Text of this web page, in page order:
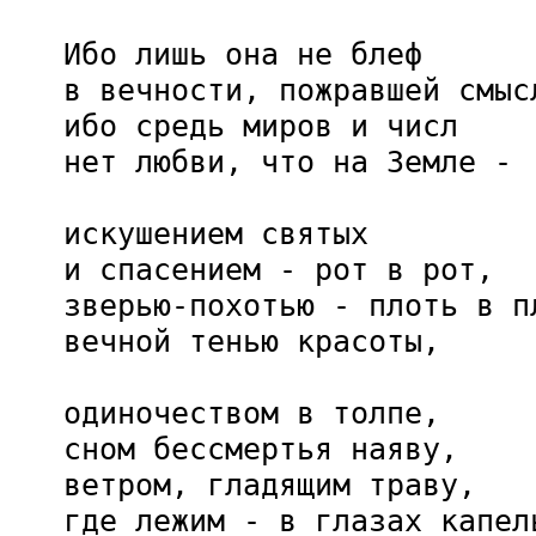
   Ибо лишь она не блеф
в вечности, пожравшей
   ибо средь миров и числ
   нет любви, что на Земле -
   искушением святых
   и спасением - рот в рот,
зверью-похотью - плоть в
   вечной тенью красоты,
   одиночеством в толпе,
   сном бессмертья наяву,
   ветром, гладящим траву,
где лежим - в глазах